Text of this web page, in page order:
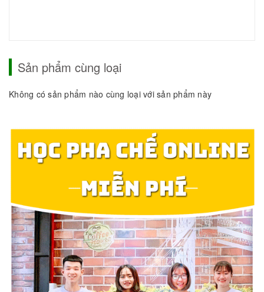
Sản phẩm cùng loại
Không có sản phẩm nào cùng loại với sản phẩm này